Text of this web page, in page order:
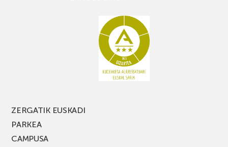
ZERGATIK EUSKADI
PARKEA
CAMPUSA